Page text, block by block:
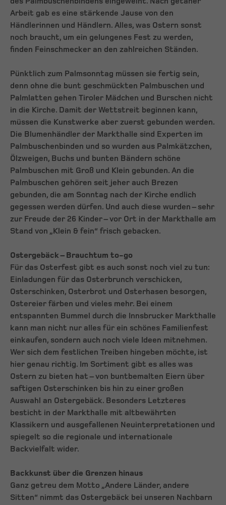
Arbeit gab es eine stärkende Jause von den
Händlerinnen und Händlern. Alles, was Ostern sonst
noch braucht, um ein gelungenes Fest zu werden,
finden Feinschmecker an den zahlreichen Ständen.
Pünktlich zum Palmsonntag müssen sie fertig sein,
denn ohne die bunt geschmückten Palmbuschen und
Palmlatten gehen Tiroler Mädchen und Burschen nicht
in die Kirche. Damit der Wettstreit beginnen kann,
müssen die Kunstwerke aber zuerst gebunden werden.
Die Blumenhändler der Markthalle sind Experten im
Palmbuschenbinden und so wurden aus Palmkätzchen,
Ölzweigen, Buchs und bunten Bändern schöne
Palmbuschen mit Groß und Klein gebunden. An die
Palmbuschen gehören seit jeher auch Brezen
gebunden, die am Sonntag nach der Kirche endlich
gegessen werden dürfen. Und auch diese wurden – sehr
zur Freude der 26 Kinder – vor Ort in der Markthalle am
Stand von „Klein & fein“ frisch gebacken.
Ostergebäck – Brauchtum to-go
Für das Osterfest gibt es auch sonst noch viel zu tun:
Einladungen für das Osterbrunch verschicken,
Osterschinken, Osterbrot und Osterhasen besorgen,
Ostereier färben und vieles mehr. Bei einem
entspannten Bummel durch die Innsbrucker Markthalle
kann man nicht nur alles für ein schönes Familienfest
einkaufen, sondern auch noch viele Ideen mitnehmen.
Wer sich dem festlichen Treiben hingeben möchte, ist
hier genau richtig. Im Sortiment gibt es alles was
Ostern zu bieten hat – von buntbemalten Eiern über
saftigen Osterschinken bis hin zu einer großen
Auswahl an Ostergebäck. Besonders Letzteres
besticht in der Markthalle mit altbewährten
Klassikern und ausgefallenen Neuinterpretationen und
spiegelt so die regionale und internationale
Backvielfalt wider.
Backkunst über die Grenzen hinaus
Ganz getreu dem Motto „Andere Länder, andere
Sitten“ nimmt das Ostergebäck bei unseren Nachbarn